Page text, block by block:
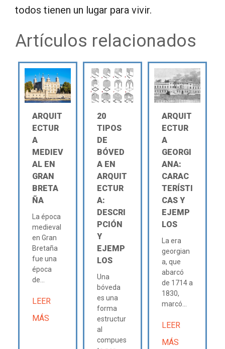
todos tienen un lugar para vivir.
Artículos relacionados
ARQUIT
ECTUR
A
MEDIEV
AL EN
GRAN
BRETA
ÑA
La época
medieval
en Gran
Bretaña
fue una
época
de...
LEER
MÁS
20
TIPOS
DE
BÓVED
A EN
ARQUIT
ECTUR
A:
DESCRI
PCIÓN
Y
EJEMP
LOS
Una
bóveda
es una
forma
estructur
al
compues
ARQUIT
ECTUR
A
GEORGI
ANA:
CARAC
TERÍSTI
CAS Y
EJEMP
LOS
La era
georgian
a, que
abarcó
de 1714 a
1830,
marcó...
LEER
MÁS